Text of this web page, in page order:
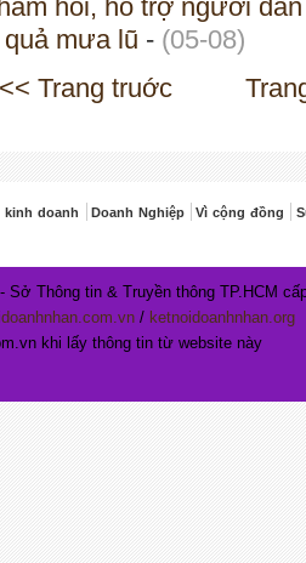
hỏi, hỗ trợ người
mưa lũ - (05-08)
<< Trang truớc
kinh doanh Doanh Nghiệp Vì cộng đồng
Sở Thông tin & Truyền thông TP.HCM
/ ketnoidoanhnhan.org
khi lấy thông tin từ website này